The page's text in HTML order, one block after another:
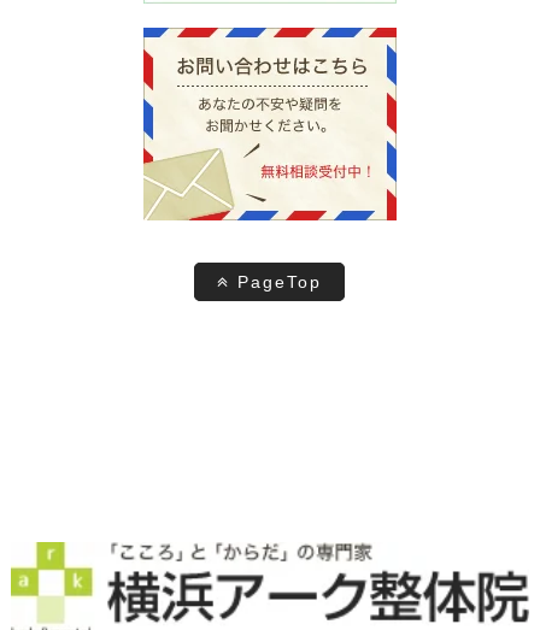
PageTop